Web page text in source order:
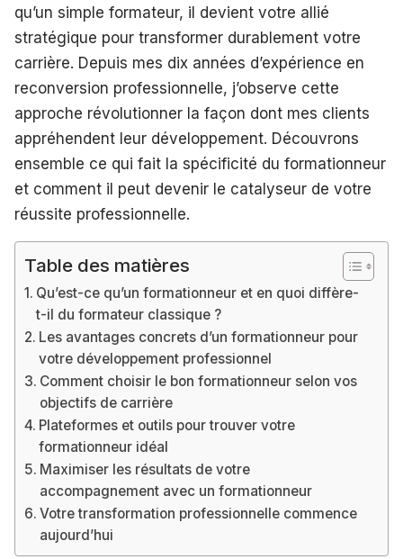
qu’un simple formateur, il devient votre allié
stratégique pour transformer durablement votre
carrière. Depuis mes dix années d’expérience en
reconversion professionnelle, j’observe cette
approche révolutionner la façon dont mes clients
appréhendent leur développement. Découvrons
ensemble ce qui fait la spécificité du formationneur
et comment il peut devenir le catalyseur de votre
réussite professionnelle.
Table des matières
Qu’est-ce qu’un formationneur et en quoi diffère-
t-il du formateur classique ?
Les avantages concrets d’un formationneur pour
votre développement professionnel
Comment choisir le bon formationneur selon vos
objectifs de carrière
Plateformes et outils pour trouver votre
formationneur idéal
Maximiser les résultats de votre
accompagnement avec un formationneur
Votre transformation professionnelle commence
aujourd’hui